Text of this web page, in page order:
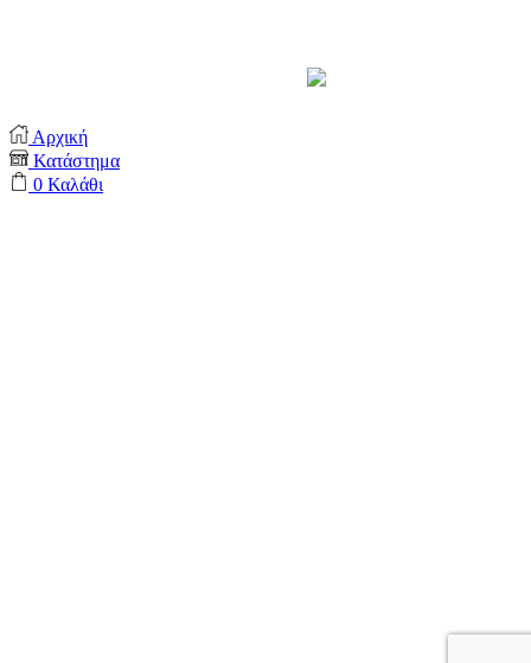
Αρχική
Κατάστημα
0 Καλάθι